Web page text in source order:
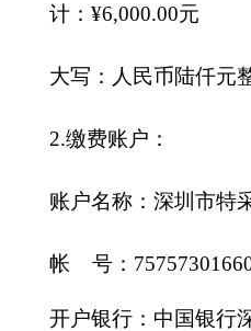
计： ¥6,000.00元
大写：人民币陆仟元
2.缴费账户：
账户名称：深圳市特
帐 号：
开户银行：中国银行